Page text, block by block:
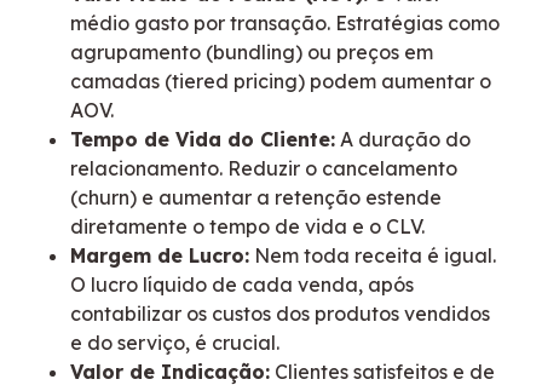
médio gasto por transação. Estratégias como
agrupamento (bundling) ou preços em
camadas (tiered pricing) podem aumentar o
AOV.
Tempo de Vida do Cliente: A duração do
relacionamento. Reduzir o cancelamento
(churn) e aumentar a retenção estende
diretamente o tempo de vida e o CLV.
Margem de Lucro: Nem toda receita é igual.
O lucro líquido de cada venda, após
contabilizar os custos dos produtos vendidos
e do serviço, é crucial.
Valor de Indicação: Clientes satisfeitos e de